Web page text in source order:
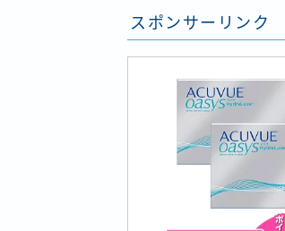
スポンサーリンク